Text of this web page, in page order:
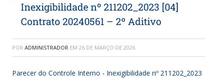
Inexigibilidade nº 211202_2023 [04]
Contrato 20240561 – 2º Aditivo
POR ADMINISTRADOR EM 26 DE MARÇO DE 2026
Parecer do Controle Interno - Inexigibilidade nº 211202_2023